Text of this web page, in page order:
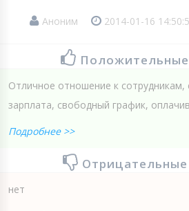
Аноним 2014-01-16
Отличное отношение к сотрудникам,
зарплата, свободный график,
Подробнее >>
нет